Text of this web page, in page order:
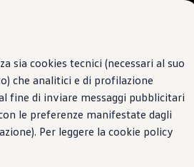
sia cookies tecnici (necessari al suo
che analitici e di profilazione
fine di inviare messaggi pubblicitari
le preferenze manifestate dagli
Per leggere la cookie policy
Elettrici
salvate
Volkswagen